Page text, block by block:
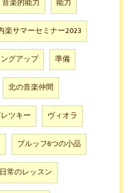
楽サマーセミナー2023
グアップ 準備
北の音楽仲間
ツキー ヴィオラ
ブルッフ6つの小品
日常のレッスン